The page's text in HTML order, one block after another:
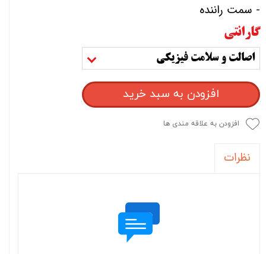
- سمت راننده
گارانتی
اصالت و سلامت فیزیکی
افزودن به سبد خرید
افزودن به علاقه مندی ها
نظرات